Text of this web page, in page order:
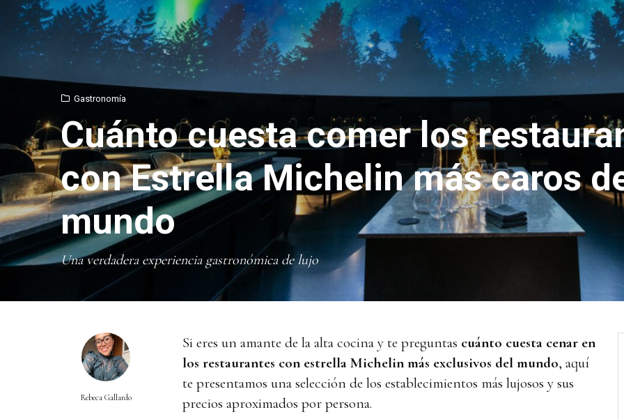
Gastronomía
Cuánto cuesta comer los
con Estrella Michelin más caros
mundo
Una verdadera experiencia gastronómica de lujo
Rebeca Gallardo
Si eres un amante de la alta cocina y te preguntas cuánto cuesta cenar en
los restaurantes con estrella Michelin más exclusivos del mundo, aquí
te presentamos una selección de los establecimientos más lujosos y sus
precios aproximados por persona.